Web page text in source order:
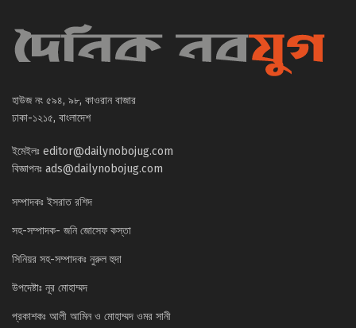
হাউজ নং ৫৯৪, ৯৮, কাওরান বাজার
ঢাকা-১২১৫, বাংলাদেশ
ইমেইলঃ editor@dailynobojug.com
বিজ্ঞাপনঃ ads@dailynobojug.com
সম্পাদকঃ ইসরাত রশিদ
সহ-সম্পাদক- জনি জোসেফ কস্তা
সিনিয়র সহ-সম্পাদকঃ নুরুল হুদা
উপদেষ্টাঃ নূর মোহাম্মদ
প্রকাশকঃ আলী আমিন ও মোহাম্মদ ওমর সানী